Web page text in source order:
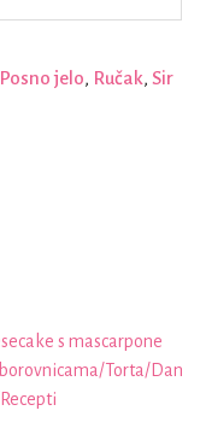
Posno jelo, Ručak, Sir